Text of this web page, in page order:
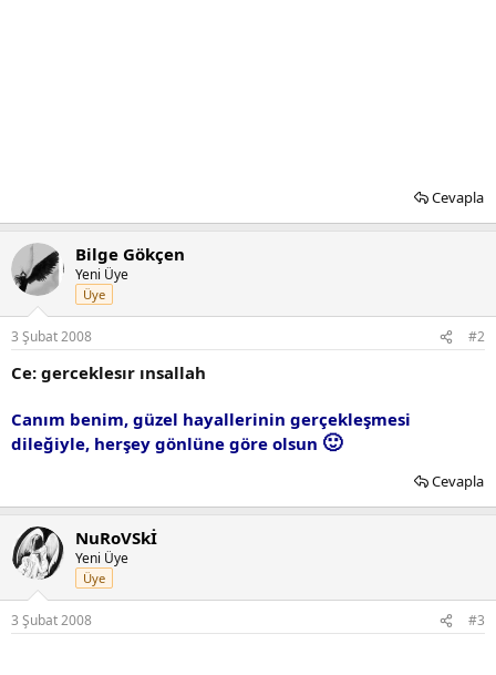
Cevapla
Bilge Gökçen
Yeni Üye
Üye
3 Şubat 2008 #2
Ce: gerceklesır ınsallah
Canım benim, güzel hayallerinin gerçekleşmesi
dileğiyle, herşey gönlüne göre olsun 🙂
Cevapla
NuRoVSkİ
Yeni Üye
Üye
3 Şubat 2008 #3